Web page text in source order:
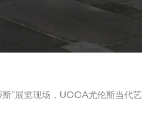
斯”展览现场，UCCA尤伦斯当代